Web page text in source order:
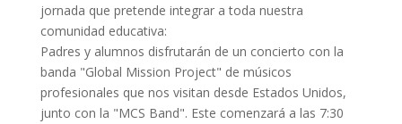
jornada que pretende integrar a toda nuestra
comunidad educativa:
Padres y alumnos disfrutarán de un concierto con la
banda "Global Mission Project" de músicos
profesionales que nos visitan desde Estados Unidos,
junto con la "MCS Band". Este comenzará a las 7:30